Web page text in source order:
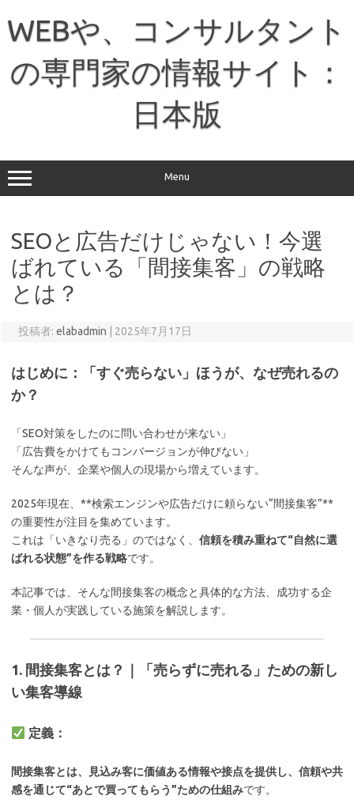
テWEBや、コンサルタント
の専門家の情報サイト：
日本版
Menu
SEOと広告だけじゃない！今選
ばれている「間接集客」の戦略
とは？
投稿者: elabadmin 2025年7月17日
はじめに：「すぐ売らない」ほうが、なぜ売れるの
か？
「SEO対策をしたのに問い合わせが来ない」
「広告費をかけてもコンバージョンが伸びない」
そんな声が、企業や個人の現場から増えています。
2025年現在、**検索エンジンや広告だけに頼らない“間接集客”**
の重要性が注目を集めています。
これは「いきなり売る」のではなく、 信頼を積み重ねて“自然に選
ばれる状態”を作る戦略です。
本記事では、そんな間接集客の概念と具体的な方法、成功する企
業・個人が実践している施策を解説します。
1. 間接集客とは？｜「売らずに売れる」ための新し
い集客導線
定義：
間接集客とは、見込み客に価値ある情報や接点を提供し、信頼や共
感を通じて“あとで買ってもらう”ための仕組みです。